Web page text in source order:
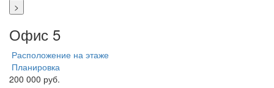
>
Офис 5
Расположение на этаже
Планировка
200 000 руб.